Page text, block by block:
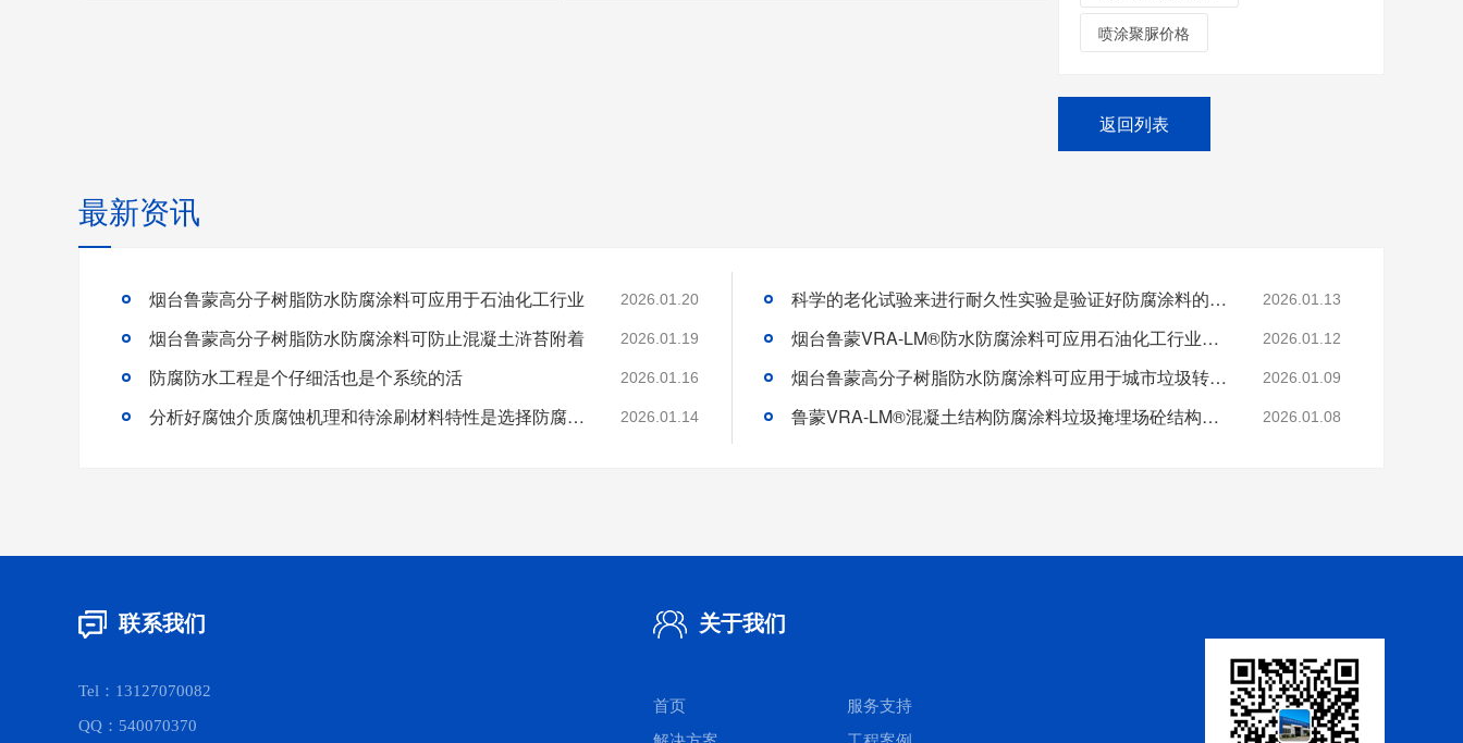
喷涂聚脲价格
返回列表
最新资讯
烟台鲁蒙高分子树脂防水防腐涂料可应用于石油化工行业 2026.01.20
烟台鲁蒙高分子树脂防水防腐涂料可防止混凝土浒苔附着 2026.01.19
防腐防水工程是个仔细活也是个系统的活 2026.01.16
分析好腐蚀介质腐蚀机理和待涂刷材料特性是选择防腐涂料的基础 2026.01.14
科学的老化试验来进行耐久性实验是验证好防腐涂料的途径 2026.01.13
烟台鲁蒙VRA-LM®防水防腐涂料可应用石油化工行业防腐防水 2026.01.12
烟台鲁蒙高分子树脂防水防腐涂料可应用于城市垃圾转运车 2026.01.09
鲁蒙VRA-LM®混凝土结构防腐涂料垃圾掩埋场砼结构防腐 2026.01.08
联系我们
Tel：13127070082
QQ：540070370
关于我们
首页
服务支持